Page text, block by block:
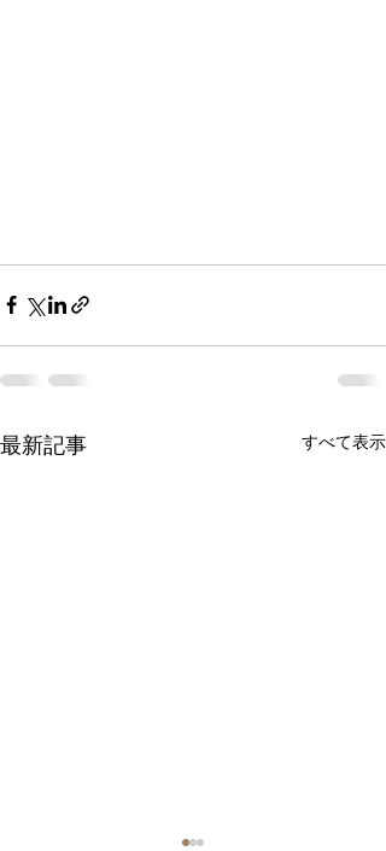
最新記事 すべて表示